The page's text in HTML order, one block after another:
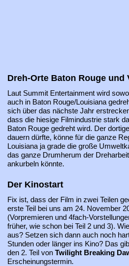
Dreh-Orte Baton Rouge und
Laut Summit Entertainment wird
auch in Baton Rouge/Louisiana
sich über das nächste Jahr
dass die hiesige Filmindustrie stark
Baton Rouge gedreht wird. Der
dauern dürfte, könne für die ganze
Louisiana ja grade die große
das ganze Drumherum der
ankurbeln könnte.
Der Kinostart
Fix ist, dass der Film in zwei Teilen
erste Teil bei uns am 24. November
(Vorpremieren und 4fach-
früher, wie schon bei Teil 2 und 3).
aus? Setzen sich dann auch noch
Stunden oder länger ins Kino? Das
den 2. Teil von Twilight Breaking
Erscheinungstermin.